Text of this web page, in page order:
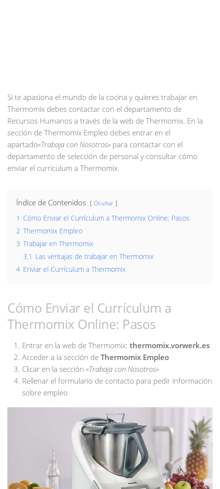
Si te apasiona el mundo de la cocina y quieres trabajar en
Thermomix debes contactar con el departamento de
Recursos Humanos a través de la web de Thermomix. En la
sección de Thermomix Empleo debes entrar en el
apartado«Trabaja con Nosotros» para contactar con el
departamento de selección de personal y consultar cómo
enviar el currículum a Thermomix.
Índice de Contenidos Ocultar
1 Cómo Enviar el Currículum a Thermomix Online: Pasos
2 Thermomix Empleo
3 Trabajar en Thermomix
3.1 Las ventajas de trabajar en Thermomix
4 Enviar el Currículum a Thermomix
Cómo Enviar el Currículum a
Thermomix Online: Pasos
Entrar en la web de Thermomix: thermomix.vorwerk.es
Acceder a la sección de Thermomix Empleo
Clicar en la sección «Trabaja con Nosotros»
Rellenar el formulario de contacto para pedir información
sobre empleo